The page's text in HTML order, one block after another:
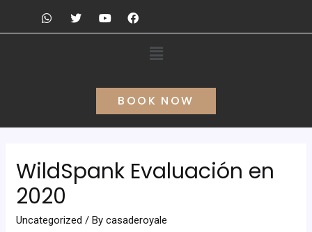
BOOK NOW
WildSpank Evaluación en
2020
Uncategorized / Bycasaderoyale